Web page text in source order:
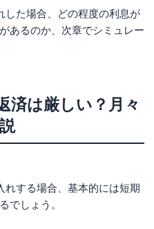
した場合、どの程度の利息が
あるのか、次章でシミュレー
済は厳しい？月々
れする場合、基本的には短期
でしょう。